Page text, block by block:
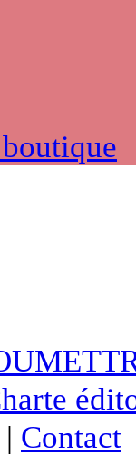
| Contact